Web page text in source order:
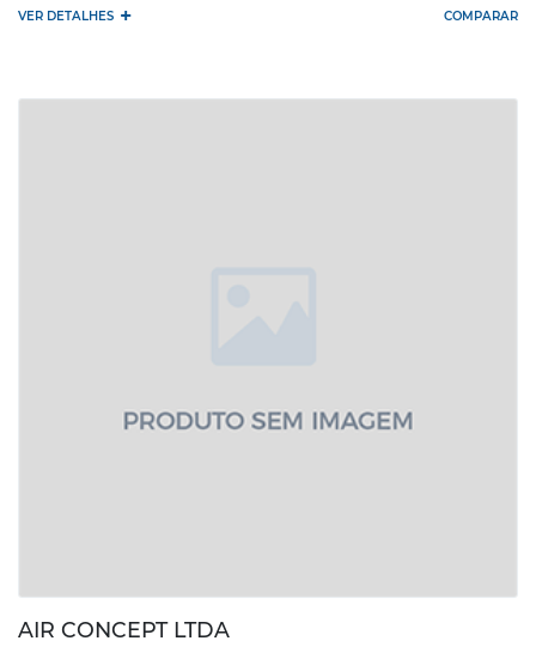
VER DETALHES + COMPARAR
AIR CONCEPT LTDA